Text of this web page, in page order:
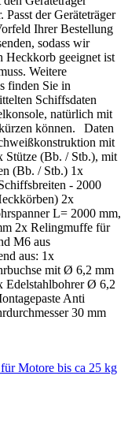
Passt der Geräteträger
Ihrer Bestellung
sodass wir
Heckkorb geeignet ist
Weitere
finden Sie in
Schiffsdaten
natürlich mit
können. Daten
mit
Stütze (Bb. / Stb.), mit
(Bb. / Stb.) 1x
- 2000
2x
L= 2000 mm,
2x Relingmuffe für
M6 aus
aus: 1x
mit Ø 6,2 mm
Ø 6,2
Anti
30 mm